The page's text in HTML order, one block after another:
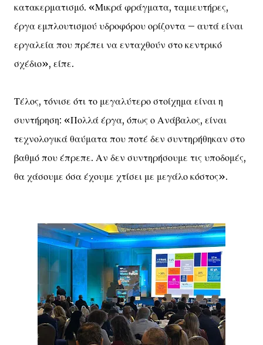
κατακερματισμό. «Μικρά φράγματα, ταμιευτήρες,
έργα εμπλουτισμού υδροφόρου ορίζοντα – αυτά είναι
εργαλεία που πρέπει να ενταχθούν στο κεντρικό
σχέδιο», είπε.
Τέλος, τόνισε ότι το μεγαλύτερο στοίχημα είναι η
συντήρηση: «Πολλά έργα, όπως ο Ανάβαλος, είναι
τεχνολογικά θαύματα που ποτέ δεν συντηρήθηκαν στο
βαθμό που έπρεπε. Αν δεν συντηρήσουμε τις υποδομές,
θα χάσουμε όσα έχουμε χτίσει με μεγάλο κόστος».